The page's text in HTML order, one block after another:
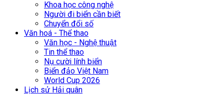
Khoa học công nghệ
Người đi biển cần biết
Chuyển đổi số
Văn hoá - Thể thao
Văn học - Nghệ thuật
Tin thể thao
Nụ cười lính biển
Biển đảo Việt Nam
World Cup 2026
Lịch sử Hải quân